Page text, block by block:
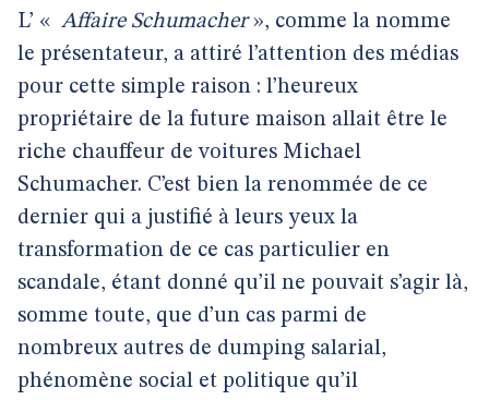
L’ « Affaire Schumacher», comme la nomme
le présentateur, a attiré l’attention des médias
pour cette simple raison : l’heureux
propriétaire de la future maison allait être le
riche chauffeur de voitures Michael
Schumacher. C’est bien la renommée de ce
dernier qui a justifié à leurs yeux la
transformation de ce cas particulier en
scandale, étant donné qu’il ne pouvait s’agir là,
somme toute, que d’un cas parmi de
nombreux autres de dumping salarial,
phénomène social et politique qu’il